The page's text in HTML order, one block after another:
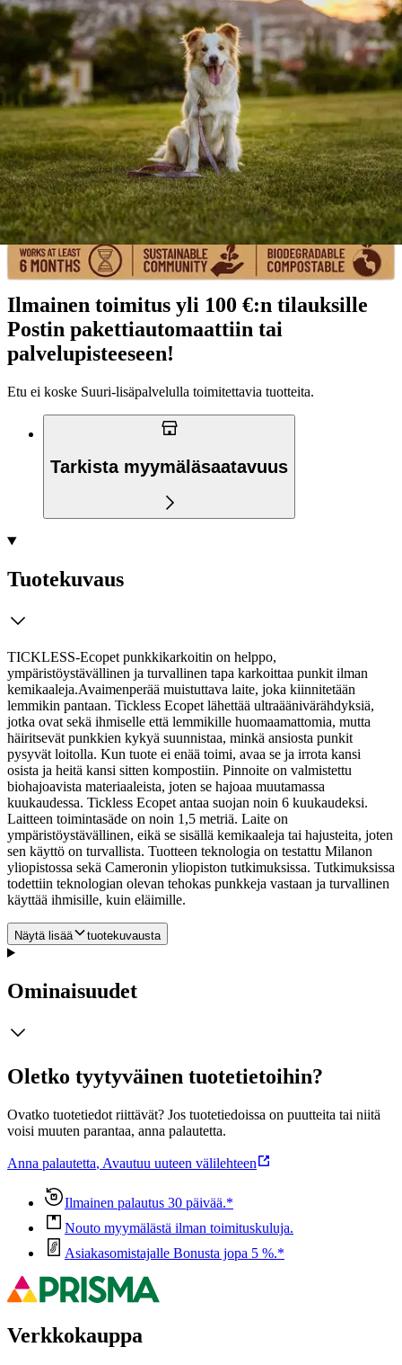
pakkaus valmistettu
kierrätysmateriaaleista.
26,90 €
Verkkokaupan hinta
Valitse toimitustapa
Nouto myymälästä
Ilmainen
Siirry valitsemaan myymälä
Toimitus
Kotiin tai noutopisteeseenAlk. 0 €
Ilmainen toimitus yli 100 €:n tilauksille
Postin pakettiautomaattiin tai
palvelupisteeseen!
Etu ei koske Suuri‑lisäpalvelulla toimitettavia tuotteita.
Tarkista myymäläsaatavuus
Tuotekuvaus
TICKLESS-Ecopet punkkikarkoitin on helppo,
ympäristöystävällinen ja turvallinen tapa karkoittaa punkit ilman
kemikaaleja.Avaimenperää muistuttava laite, joka kiinnitetään
lemmikin pantaan. Tickless Ecopet lähettää ultraäänivärähdyksiä,
jotka ovat sekä ihmiselle että lemmikille huomaamattomia, mutta
häiritsevät punkkien kykyä suunnistaa, minkä ansiosta punkit
pysyvät loitolla. Kun tuote ei enää toimi, avaa se ja irrota kansi
osista ja heitä kansi sitten kompostiin. Pinnoite on valmistettu
biohajoavista materiaaleista, joten se hajoaa muutamassa
kuukaudessa. Tickless Ecopet antaa suojan noin 6 kuukaudeksi.
Laitteen toimintasäde on noin 1,5 metriä. Laite on
ympäristöystävällinen, eikä se sisällä kemikaaleja tai hajusteita, joten
sen käyttö on turvallista. Tuotteen teknologia on testattu Milanon
yliopistossa sekä Cameronin yliopiston tutkimuksissa. Tutkimuksissa
todettiin teknologian olevan tehokas punkkeja vastaan ja turvallinen
käyttää ihmisille, kuin eläimille.
Näytä lisää tuotekuvausta
Ominaisuudet
Oletko tyytyväinen tuotetietoihin?
Ovatko tuotetiedot riittävät? Jos tuotetiedoissa on puutteita tai niitä
voisi muuten parantaa, anna palautetta.
Anna palautetta, Avautuu uuteen välilehteen
Ilmainen palautus 30 päivää.*
Nouto myymälästä ilman toimituskuluja.
Asiakasomistajalle Bonusta jopa 5 %.*
Verkkokauppa